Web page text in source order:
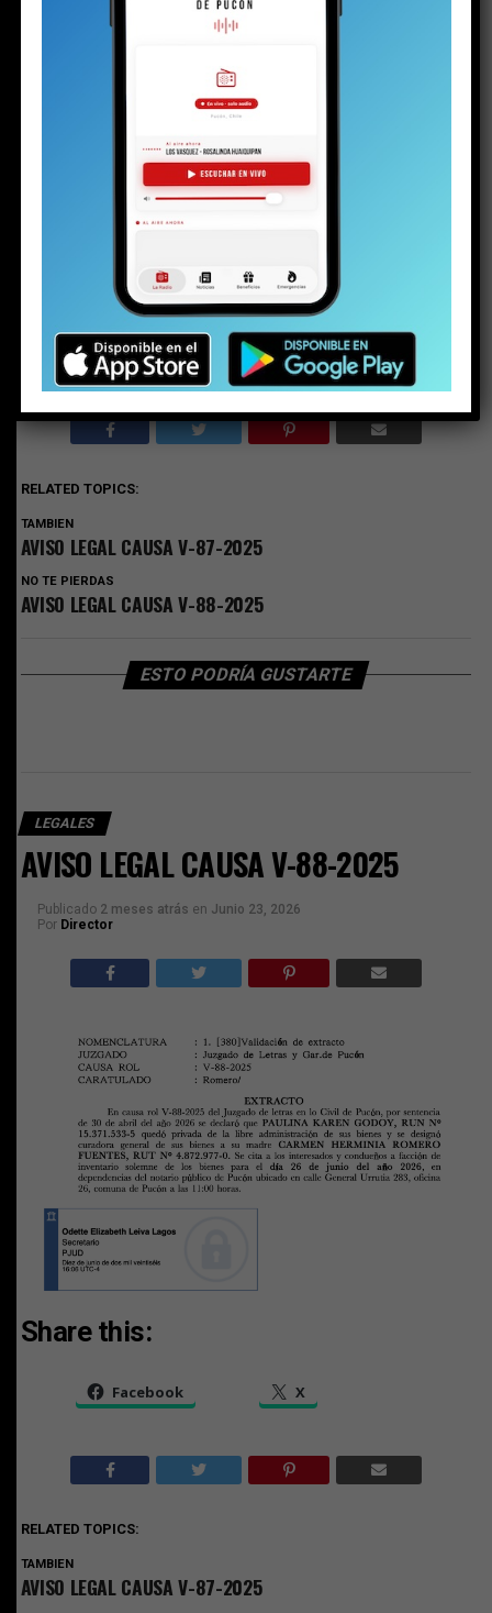
Share this:
Facebook X
RELATED TOPICS:
TAMBIEN
AVISO LEGAL CAUSA V-87-2025
NO TE PIERDAS
AVISO LEGAL CAUSA V-88-2025
ESTO PODRÍA GUSTARTE
LEGALES
AVISO LEGAL CAUSA V-88-2025
Publicado 2 meses atrás en Junio 23, 2026
Por Director
Share this:
Facebook X
RELATED TOPICS:
TAMBIEN
AVISO LEGAL CAUSA V-87-2025